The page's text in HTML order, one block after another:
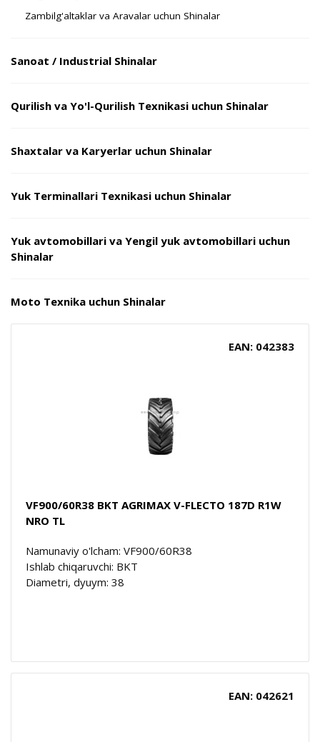
Zambilg'altaklar va Aravalar uchun Shinalar
Sanoat / Industrial Shinalar
Qurilish va Yo'l-Qurilish Texnikasi uchun Shinalar
Shaxtalar va Karyerlar uchun Shinalar
Yuk Terminallari Texnikasi uchun Shinalar
Yuk avtomobillari va Yengil yuk avtomobillari uchun
Shinalar
Moto Texnika uchun Shinalar
EAN: 042383
VF900/60R38 BKT AGRIMAX V-FLECTO 187D R1W
NRO TL
Namunaviy o'lcham: VF900/60R38
Ishlab chiqaruvchi: BKT
Diametri, dyuym: 38
EAN: 042621